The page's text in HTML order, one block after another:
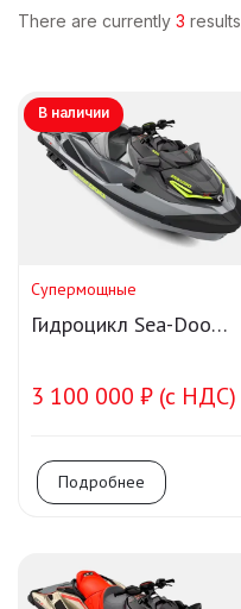
There are currently 3 results
В наличии
Супермощные
Гидроцикл Sea-Doo
3 100 000 ₽ (с НДС)
Подробнее